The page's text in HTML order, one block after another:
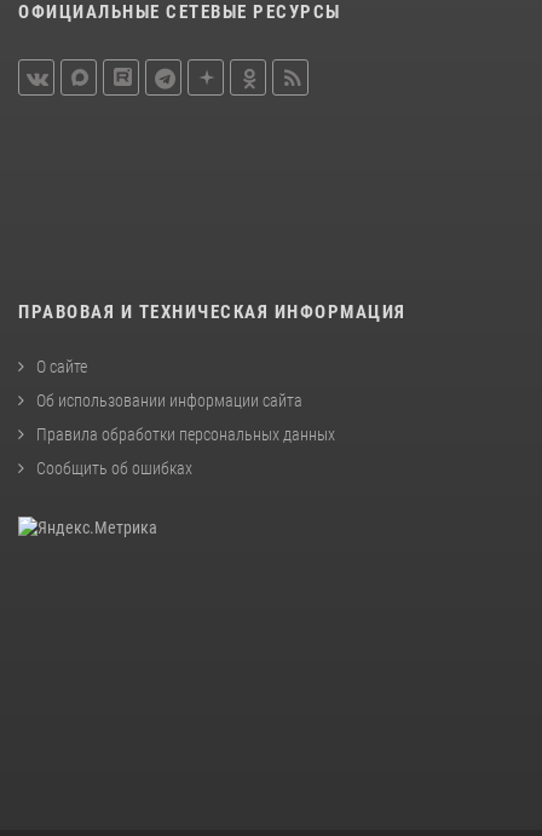
ОФИЦИАЛЬНЫЕ СЕТЕВЫЕ РЕСУРСЫ
ПРАВОВАЯ И ТЕХНИЧЕСКАЯ ИНФОРМАЦИЯ
О сайте
Об использовании информации сайта
Правила обработки персональных данных
Сообщить об ошибках